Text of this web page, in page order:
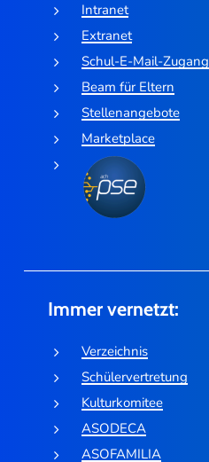
Intranet
Extranet
Schul-E-Mail-Zugang
Beam für Eltern
Stellenangebote
Marketplace
Immer vernetzt:
Verzeichnis
Schülervertretung
Kulturkomitee
ASODECA
ASOFAMILIA